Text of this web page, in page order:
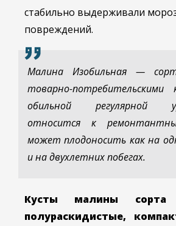
стабильно выдерживали
повреждений.
Малина Изобильная —
товарно-потребительскими
обильной регулярной
относится к
может плодоносить как на
и на двухлетних побегах.
Кусты малины сорта
полураскидистые,